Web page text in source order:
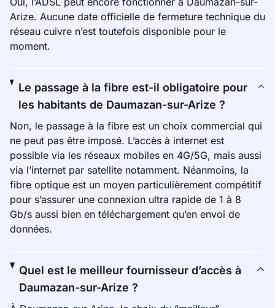
Arize. Aucune date officielle de fermeture technique du
réseau cuivre n’est toutefois disponible pour le
moment.
Le passage à la fibre est-il obligatoire pour
les habitants de Daumazan-sur-Arize ?
Non, le passage à la fibre est un choix commercial qui
ne peut pas être imposé. L’accès à internet est
possible via les réseaux mobiles en 4G/5G, mais aussi
via l’internet par satellite notamment. Néanmoins, la
fibre optique est un moyen particulièrement compétitif
pour s’assurer une connexion ultra rapide de 1 à 8
Gb/s aussi bien en téléchargement qu’en envoi de
données.
Quel est le meilleur fournisseur d’accès à
Daumazan-sur-Arize ?